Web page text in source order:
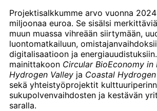
Projektisalkkumme arvo vuonna
miljoonaa euroa. Se sisälsi
muun muassa vihreään siirtymään,
luontomatkailuun,
digitalisaatioon ja
mainittakoon Circular BioEconomy in
Hydrogen Valley ja Coastal
sekä yhteistyöprojektit
sukupolvenvaihdosten ja kestävän
saralla.